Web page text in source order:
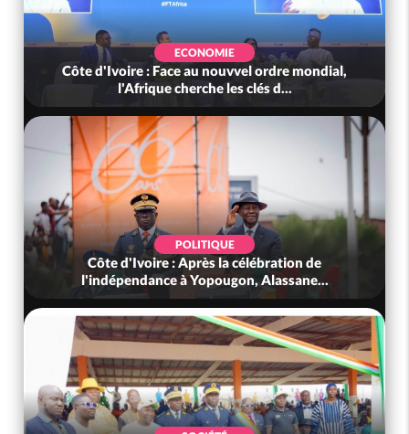
ECONOMIE
Côte d'Ivoire : Face au nouvvel ordre mondial,
l'Afrique cherche les clés d...
POLITIQUE
Côte d'Ivoire : Après la célébration de
l'indépendance à Yopougon, Alassane...